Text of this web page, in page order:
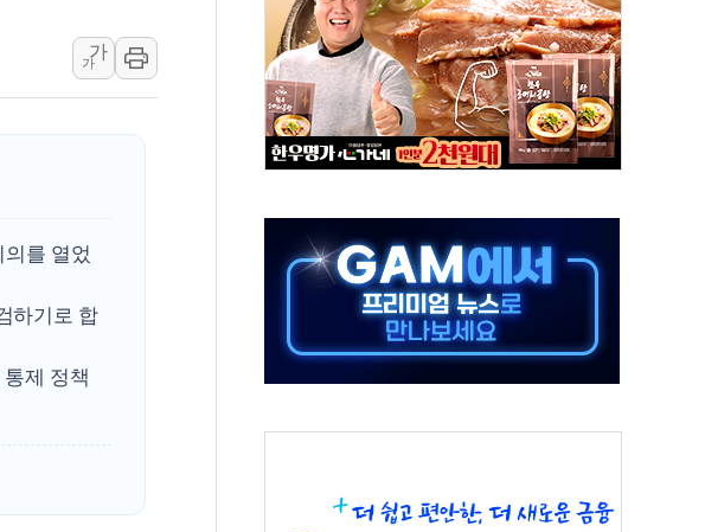
보] 민주, 강원 경선 결과 발표...김민석 50.30% 정청래 41.94% 송영길 7.76%
헌 CEO, SKT 장기고객 400명 맞이…"마음 잇는 시간 되길"
원, 노소영에 9440억 지급 확정되나…재상고 앞두고 막판 셈법
금융, 명동 소상공인에 '행복상자' 전달
시 광복절 현수막 '태극기 거꾸로' 논란…이틀만에 철거
러스發 대형마트 판매, 역대 최대폭 감소한 9.4%↓…유통업계 양극화 심화
병·이해민 의원, '정부 특사'로 콜롬비아 대통령 취임식 참석
·산사태 주의보' 울진 시간당 30mm 강한 비...호우 피해 없어
, 황희 '버스 하우스' 공방…野 "청년 우롱 기괴" vs 與 "송구한 해프닝"
가
가
를 열었
하기로 합
제 정책